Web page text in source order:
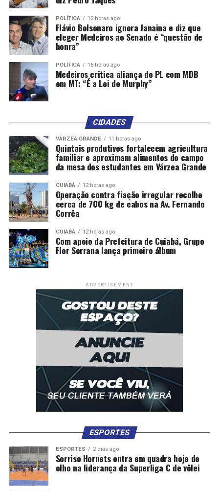
DON'T MISS
Barranco denuncia abandono e cobra respostas sobre
paralisação de reforma escolar em Poconé
POLÍTICA 12 horas ago
Flávio Bolsonaro ignora Janaina e diz que
eleger Medeiros ao Senado é “questão de
honra”
POLÍTICA 16 horas ago
Medeiros critica aliança do PL com MDB
em MT: “É a Lei de Murphy”
CIDADES
VÁRZEA GRANDE 11 horas ago
Quintais produtivos fortalecem agricultura
familiar e aproximam alimentos do campo
da mesa dos estudantes em Várzea Grande
CUIABÁ 12 horas ago
Operação contra fiação irregular recolhe
cerca de 700 kg de cabos na Av. Fernando
Corrêa
CUIABÁ 12 horas ago
Com apoio da Prefeitura de Cuiabá, Grupo
Flor Serrana lança primeiro álbum
ADVERTISEMENT
ESPORTES
ESPORTES 2 dias ago
Sorriso Hornets entra em quadra hoje de
olho na liderança da Superliga C de vôlei